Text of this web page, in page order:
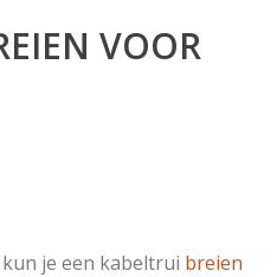
VOOR
kun je een kabeltrui breien